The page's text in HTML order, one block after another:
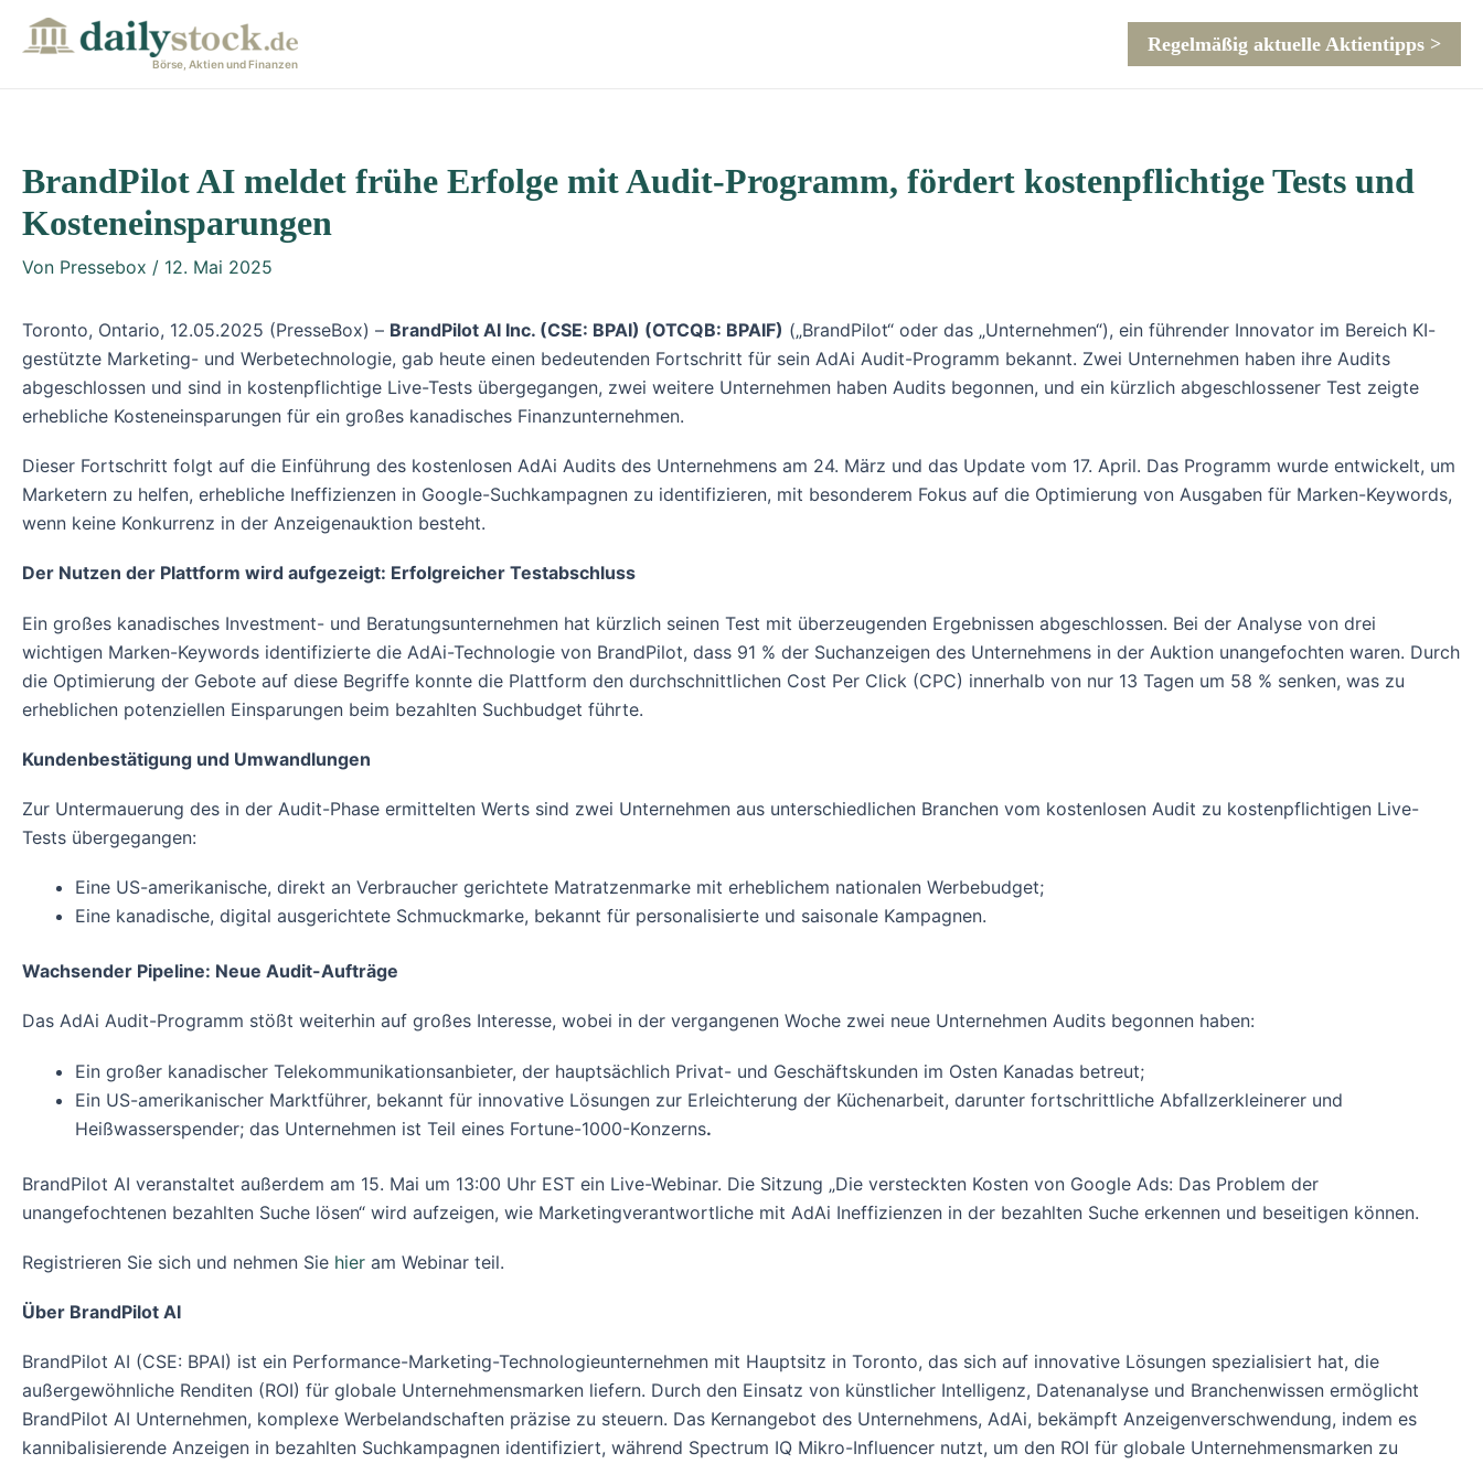
Inhalt
Börse, Aktien und Finanzen
Regelmäßig aktuelle Aktientipps >
BrandPilot AI meldet frühe Erfolge mit Audit-Programm, fördert kostenpflichtige Tests und
Kosteneinsparungen
Von Pressebox / 12. Mai 2025
Toronto, Ontario, 12.05.2025 (PresseBox) – BrandPilot AI Inc. (CSE: BPAI) (OTCQB: BPAIF) („BrandPilot“ oder das „Unternehmen“), ein führender Innovator im Bereich KI-
gestützte Marketing- und Werbetechnologie, gab heute einen bedeutenden Fortschritt für sein AdAi Audit-Programm bekannt. Zwei Unternehmen haben ihre Audits
abgeschlossen und sind in kostenpflichtige Live-Tests übergegangen, zwei weitere Unternehmen haben Audits begonnen, und ein kürzlich abgeschlossener Test zeigte
erhebliche Kosteneinsparungen für ein großes kanadisches Finanzunternehmen.
Dieser Fortschritt folgt auf die Einführung des kostenlosen AdAi Audits des Unternehmens am 24. März und das Update vom 17. April. Das Programm wurde entwickelt, um
Marketern zu helfen, erhebliche Ineffizienzen in Google-Suchkampagnen zu identifizieren, mit besonderem Fokus auf die Optimierung von Ausgaben für Marken-Keywords,
wenn keine Konkurrenz in der Anzeigenauktion besteht.
Der Nutzen der Plattform wird aufgezeigt: Erfolgreicher Testabschluss
Ein großes kanadisches Investment- und Beratungsunternehmen hat kürzlich seinen Test mit überzeugenden Ergebnissen abgeschlossen. Bei der Analyse von drei
wichtigen Marken-Keywords identifizierte die AdAi-Technologie von BrandPilot, dass 91 % der Suchanzeigen des Unternehmens in der Auktion unangefochten waren. Durch
die Optimierung der Gebote auf diese Begriffe konnte die Plattform den durchschnittlichen Cost Per Click (CPC) innerhalb von nur 13 Tagen um 58 % senken, was zu
erheblichen potenziellen Einsparungen beim bezahlten Suchbudget führte.
Kundenbestätigung und Umwandlungen
Zur Untermauerung des in der Audit-Phase ermittelten Werts sind zwei Unternehmen aus unterschiedlichen Branchen vom kostenlosen Audit zu kostenpflichtigen Live-
Tests übergegangen:
Eine US-amerikanische, direkt an Verbraucher gerichtete Matratzenmarke mit erheblichem nationalen Werbebudget;
Eine kanadische, digital ausgerichtete Schmuckmarke, bekannt für personalisierte und saisonale Kampagnen.
Wachsender Pipeline: Neue Audit-Aufträge
Das AdAi Audit-Programm stößt weiterhin auf großes Interesse, wobei in der vergangenen Woche zwei neue Unternehmen Audits begonnen haben:
Ein großer kanadischer Telekommunikationsanbieter, der hauptsächlich Privat- und Geschäftskunden im Osten Kanadas betreut;
Ein US-amerikanischer Marktführer, bekannt für innovative Lösungen zur Erleichterung der Küchenarbeit, darunter fortschrittliche Abfallzerkleinerer und
Heißwasserspender; das Unternehmen ist Teil eines Fortune-1000-Konzerns.
BrandPilot AI veranstaltet außerdem am 15. Mai um 13:00 Uhr EST ein Live-Webinar. Die Sitzung „Die versteckten Kosten von Google Ads: Das Problem der
unangefochtenen bezahlten Suche lösen“ wird aufzeigen, wie Marketingverantwortliche mit AdAi Ineffizienzen in der bezahlten Suche erkennen und beseitigen können.
Registrieren Sie sich und nehmen Sie hier am Webinar teil.
Über BrandPilot AI
BrandPilot AI (CSE: BPAI) ist ein Performance-Marketing-Technologieunternehmen mit Hauptsitz in Toronto, das sich auf innovative Lösungen spezialisiert hat, die
außergewöhnliche Renditen (ROI) für globale Unternehmensmarken liefern. Durch den Einsatz von künstlicher Intelligenz, Datenanalyse und Branchenwissen ermöglicht
BrandPilot AI Unternehmen, komplexe Werbelandschaften präzise zu steuern. Das Kernangebot des Unternehmens, AdAi, bekämpft Anzeigenverschwendung, indem es
kannibalisierende Anzeigen in bezahlten Suchkampagnen identifiziert, während Spectrum IQ Mikro-Influencer nutzt, um den ROI für globale Unternehmensmarken zu
navigation